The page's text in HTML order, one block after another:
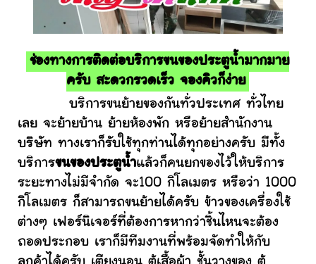
ช่องทางการติดต่อบริการขนของประตูน้ำมากมาย
ครับ สะดวกรวดเร็ว จองคิวก็ง่าย
บริการขนย้ายของกันทั่วประเทศ ทั่วไทย
เลย จะย้ายบ้าน ย้ายห้องพัก หรือย้ายสำนักงาน
บริษัท ทางเราก็รับใช้ทุกท่านได้ทุกอย่างครับ มีทั้ง
บริการขนของประตูน้ำแล้วก็คนยกของไว้ให้บริการ
ระยะทางไม่มีจำกัด จะ100 กิโลเมตร หรือว่า 1000
กิโลเมตร ก็สามารถขนย้ายได้ครับ ข้าวของเครื่องใช้
ต่างๆ เฟอร์นิเจอร์ที่ต้องการหากว่าชิ้นไหนจะต้อง
ถอดประกอบ เราก็มีทีมงานที่พร้อมจัดทำให้กับ